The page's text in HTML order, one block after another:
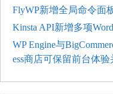
FlyWP新增全局命令面
Kinsta API新增多项
WP Engine与
ess商店可保留前台体